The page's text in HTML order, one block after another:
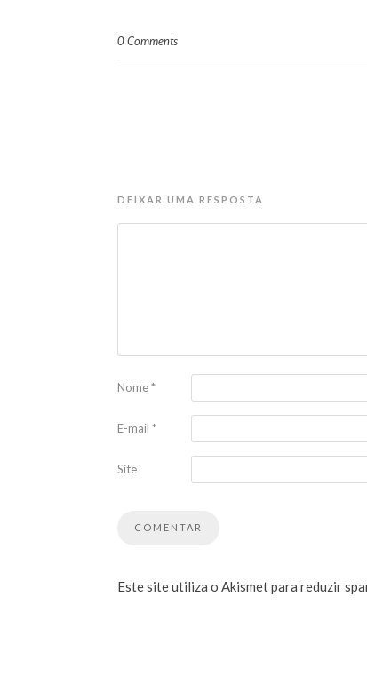
0 Comments
DEIXAR UMA RESPOSTA
Nome*
E-mail *
Site
Este site utiliza o Akismet para reduzir